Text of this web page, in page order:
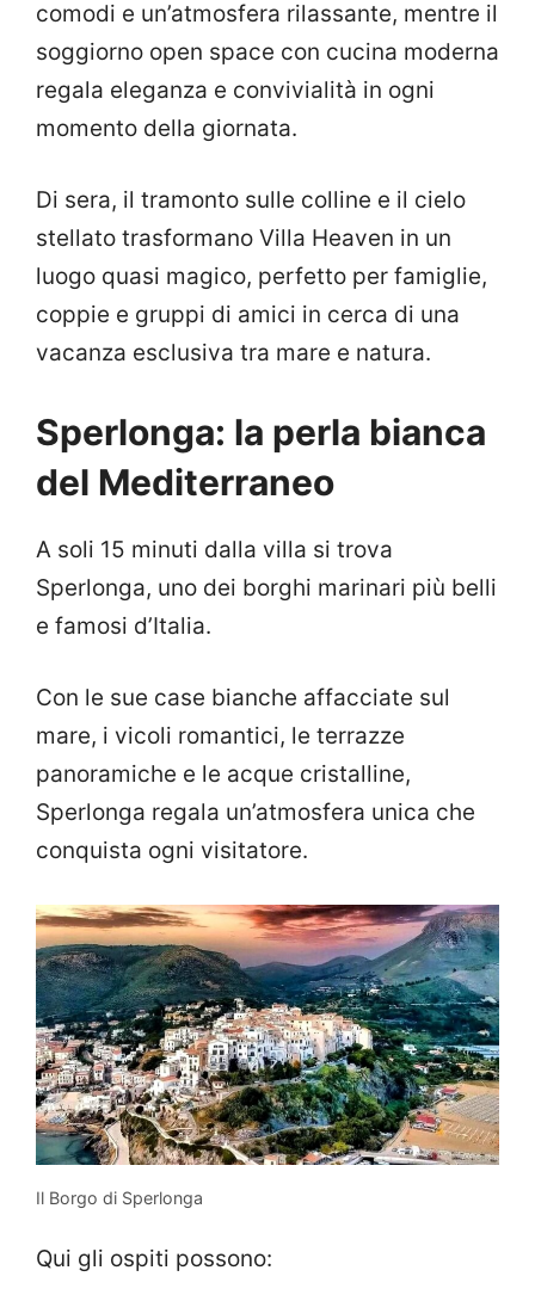
comodi e un’atmosfera rilassante, mentre il
soggiorno open space con cucina moderna
regala eleganza e convivialità in ogni
momento della giornata.
Di sera, il tramonto sulle colline e il cielo
stellato trasformano Villa Heaven in un
luogo quasi magico, perfetto per famiglie,
coppie e gruppi di amici in cerca di una
vacanza esclusiva tra mare e natura.
Sperlonga: la perla bianca
del Mediterraneo
A soli 15 minuti dalla villa si trova
Sperlonga, uno dei borghi marinari più belli
e famosi d’Italia.
Con le sue case bianche affacciate sul
mare, i vicoli romantici, le terrazze
panoramiche e le acque cristalline,
Sperlonga regala un’atmosfera unica che
conquista ogni visitatore.
Il Borgo di Sperlonga
Qui gli ospiti possono: